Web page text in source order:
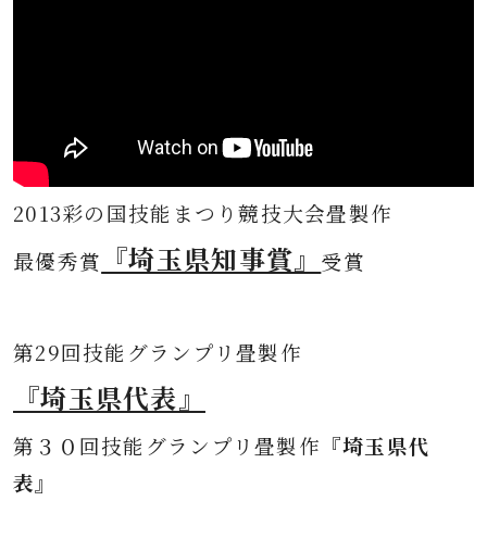
2013彩の国技能まつり競技大会畳製作
最優秀賞
『埼玉県知事賞』 受賞
第29回技能グランプリ畳製作
『埼玉県代表』
第３０ 回技能グランプリ畳製作 『埼玉県代
表』